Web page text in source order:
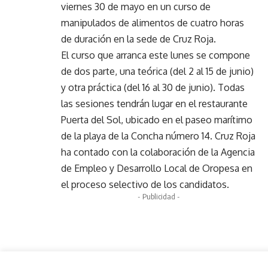
viernes 30 de mayo en un curso de
manipulados de alimentos de cuatro horas
de duración en la sede de Cruz Roja.
El curso que arranca este lunes se compone
de dos parte, una teórica (del 2 al 15 de junio)
y otra práctica (del 16 al 30 de junio). Todas
las sesiones tendrán lugar en el restaurante
Puerta del Sol, ubicado en el paseo marítimo
de la playa de la Concha número 14. Cruz Roja
ha contado con la colaboración de la Agencia
de Empleo y Desarrollo Local de Oropesa en
el proceso selectivo de los candidatos.
- Publicidad -